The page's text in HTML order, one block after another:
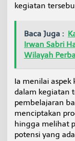
kegiatan
Baca Juga :
Irwan Sabri
Wilayah
Ia menilai
dalam kegiatan
pembelajaran
menciptakan
hingga melihat
potensi yang